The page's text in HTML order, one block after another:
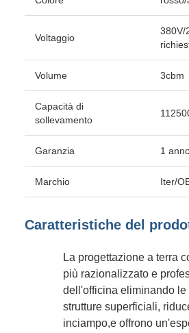
Voltaggio
380V/
Volume 3cbm
Capacità di
sollevamento
Garanzia 1
Marchio Iter/
Caratteristiche del
La progettazione a terra
più razionalizzato e
dell'officina eliminando le
strutture superficiali,
inciampo,e offrono